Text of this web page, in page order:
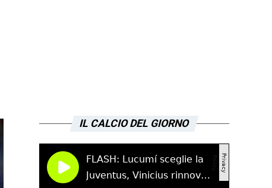
IL CALCIO DEL GIORNO